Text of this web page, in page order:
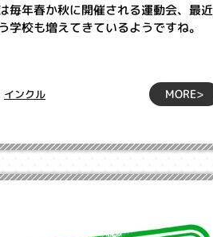
毎年春か秋に開催される運動会、最近
学校も増えてきているようですね。
インクル MORE>